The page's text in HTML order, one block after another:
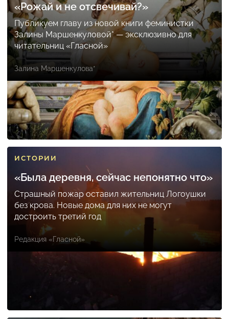
«Рожай и не отсвечивай?»
Публикуем главу из новой книги феминистки
Залины Маршенкуловой* — эксклюзивно для
читательниц «Гласной»
Залина Маршенкулова*
ИСТОРИИ
«Была деревня, сейчас непонятно что»
Страшный пожар оставил жительниц Логоушки
без крова. Новые дома для них не могут
достроить третий год
Редакция «Гласной»